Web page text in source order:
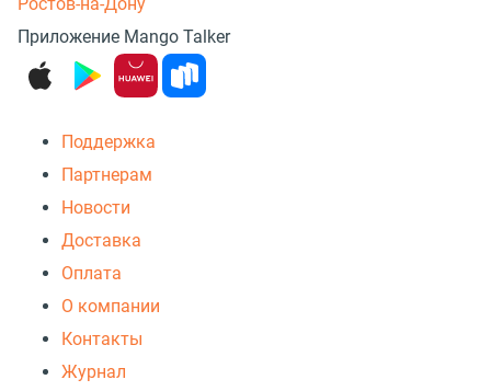
Приложение Mango Talker
Поддержка
Партнерам
Новости
Доставка
Оплата
О компании
Контакты
Журнал